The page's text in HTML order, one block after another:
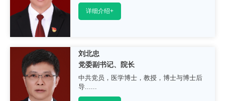
详细介绍+
刘北忠
党委副书记、院长
中共党员，医学博士，教授，博士与博士后
导......